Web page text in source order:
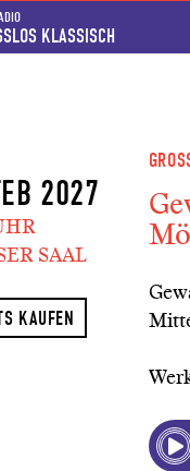
Hauptregion
Spielplan-
Genre-
KLASSISCH
2027
SAAL
KAUFEN